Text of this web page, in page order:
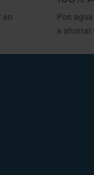
en
Pon
a ahorrar